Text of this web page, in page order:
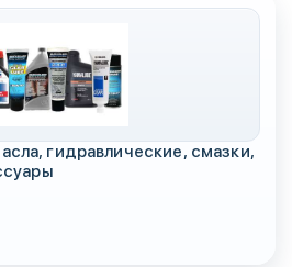
гидравлические, смазки,